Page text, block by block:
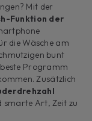
Mit der
Funktion der
die Wäsche am
bunt
Programm
Zusätzlich
smarte Art, Zeit zu